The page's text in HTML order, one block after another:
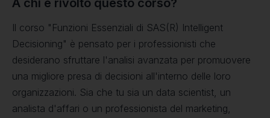
A chi è rivolto questo corso?
Il corso "Funzioni Essenziali di SAS(R) Intelligent
Decisioning" è pensato per i professionisti che
desiderano sfruttare l'analisi avanzata per promuovere
una migliore presa di decisioni all'interno delle loro
organizzazioni. Sia che tu sia un data scientist, un
analista d'affari o un professionista del marketing,